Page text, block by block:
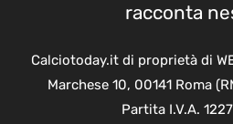
racconta
Calciotoday.it di proprietà di
Marchese 10, 00141 Roma
Partita I.V.A.